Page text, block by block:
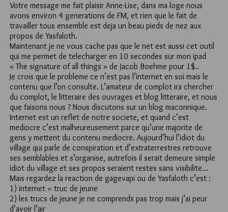
Votre message me fait plaisir Anne-Lise, dans ma loge nous
avons environ 4 generations de FM, et rien que le fait de
travailler tous ensemble est deja un beau pieds de nez aux
propos de Yasfaloth.
Maintenant je ne vous cache pas que le net est aussi cet outil
qui me permet de telecharger en 10 secondes sur mon ipad
« The signature of all things » de Jacob Boehme pour 1$..
Je crois que le probleme ce n’est pas l’internet en soi mais le
contenu que l’on consulte. L’amateur de complot ira chercher
du complot, le litteraire des ouvrages et blog litteraire, et nous
que faisons nous ? Nous discutons sur un blog maconnique.
Internet est un reflet de notre societe, et quand c’est
mediocre c’est malheureusement parce qu’une majorite de
gens y mettent du contenu mediocre. Aujourd’hui l’idiot du
village qui parle de conspiration et d’extraterrestres retrouve
ses semblables et s’organise, autrefois il serait demeure simple
idiot du village et ses propos seraient restes sans visibilite…
Mais regardez la reaction de gagevapi ou de Yasfaloth c’est :
1) internet = truc de jeune
2) les trucs de jeune je ne comprends pas trop mais j’ai peur
d’avoir l’air